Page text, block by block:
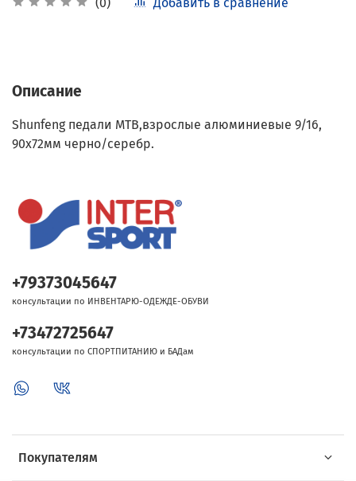
Описание
Shunfeng педали MTB,взрослые алюминиевые 9/16,
90х72мм черно/серебр.
Покупателям
+79373045647
консультации по ИНВЕНТАРЮ-ОДЕЖДЕ-ОБУВИ
+73472725647
консультации по СПОРТПИТАНИЮ и БАДам